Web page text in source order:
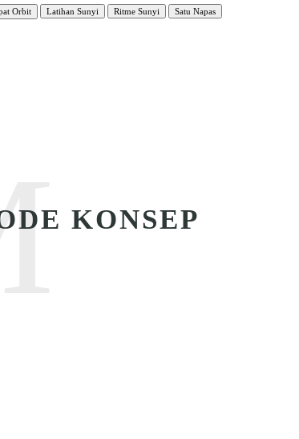
Orbit Latihan Sunyi Ritme Sunyi Satu Napas
KONSEP